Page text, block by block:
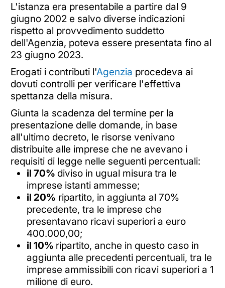
L'istanza era presentabile a partire dal 9
giugno 2002 e salvo diverse indicazioni
rispetto al provvedimento suddetto
dell'Agenzia, poteva essere presentata fino al
23 giugno 2023.
Erogati i contributi l'Agenzia procedeva ai
dovuti controlli per verificare l'effettiva
spettanza della misura.
Giunta la scadenza del termine per la
presentazione delle domande, in base
all'ultimo decreto, le risorse venivano
distribuite alle imprese che ne avevano i
requisiti di legge nelle seguenti percentuali:
il 70% diviso in ugual misura tra le
imprese istanti ammesse;
il 20% ripartito, in aggiunta al 70%
precedente, tra le imprese che
presentavano ricavi superiori a euro
400.000,00;
il 10% ripartito, anche in questo caso in
aggiunta alle precedenti percentuali, tra le
imprese ammissibili con ricavi superiori a 1
milione di euro.